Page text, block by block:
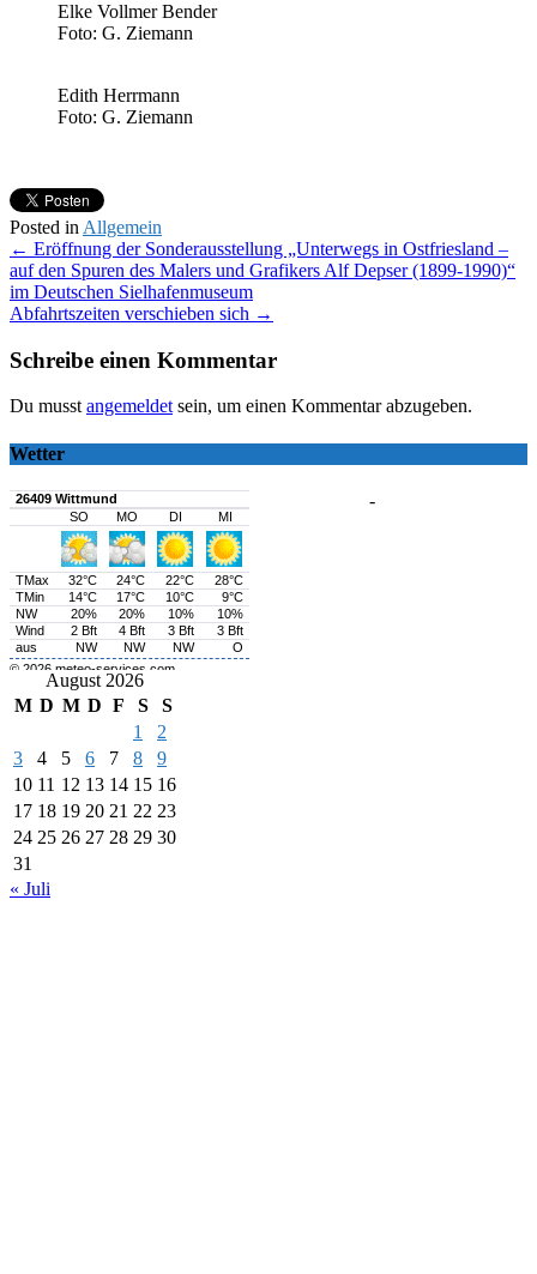
Elke Vollmer Bender
Foto: G. Ziemann
Edith Herrmann
Foto: G. Ziemann
Posted in Allgemein
Post
navigation
← Eröffnung der Sonderausstellung „Unterwegs in Ostfriesland –
auf den Spuren des Malers und Grafikers Alf Depser (1899-1990)“
im Deutschen Sielhafenmuseum
Abfahrtszeiten verschieben sich →
Schreibe einen Kommentar
Du musst angemeldet sein, um einen Kommentar abzugeben.
Wetter
-
August 2026
M D M D F S
S
1
2
3
4 5 6 7 8
9
10 11 12 13 14 15 16
17 18 19 20 21 22 23
24 25 26 27 28 29 30
31
« Juli